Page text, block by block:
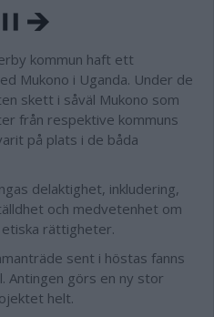
kommun haft ett
Mukono i Uganda. Under de
skett i såväl Mukono som
från respektive kommuns
på plats i de båda
delaktighet, inkludering,
och medvetenhet om
rättigheter.
sent i höstas fanns
Antingen görs en ny stor
helt.